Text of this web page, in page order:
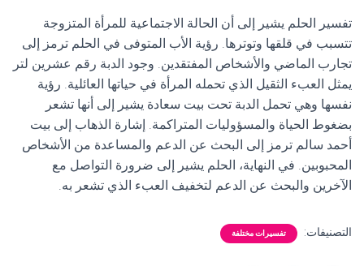
تفسير الحلم يشير إلى أن الحالة الاجتماعية للمرأة المتزوجة
تتسبب في قلقها وتوترها. رؤية الأب المتوفى في الحلم ترمز إلى
تجارب الماضي والأشخاص المفتقدين. وجود الدبة رقم عشرين لتر
يمثل العبء الثقيل الذي تحمله المرأة في حياتها العائلية. رؤية
نفسها وهي تحمل الدبة تحت بيت سعادة يشير إلى أنها تشعر
بضغوط الحياة والمسؤوليات المتراكمة. إشارة الذهاب إلى بيت
أحمد سالم ترمز إلى البحث عن الدعم والمساعدة من الأشخاص
المحبوبين. في النهاية، الحلم يشير إلى ضرورة التواصل مع
الآخرين والبحث عن الدعم لتخفيف العبء الذي تشعر به.
التصنيفات: تفسيرات مختلفة